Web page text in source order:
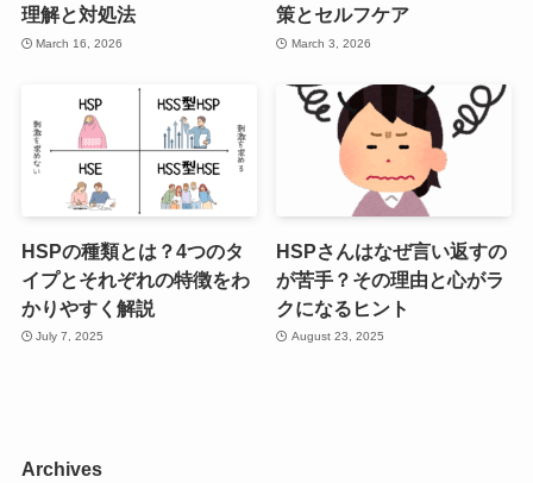
理解と対処法
March 16, 2026
策とセルフケア
March 3, 2026
HSPの種類とは？4つのタ
イプとそれぞれの特徴をわ
かりやすく解説
July 7, 2025
HSPさんはなぜ言い返すの
が苦手？その理由と心がラ
クになるヒント
August 23, 2025
Archives